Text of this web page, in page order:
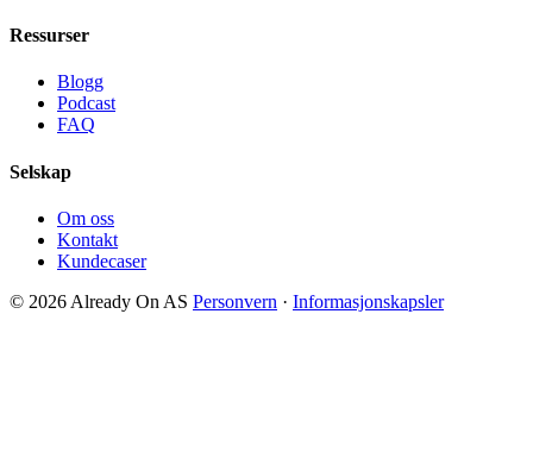
Ressurser
Blogg
Podcast
FAQ
Selskap
Om oss
Kontakt
Kundecaser
© 2026 Already On AS Personvern · Informasjonskapsler